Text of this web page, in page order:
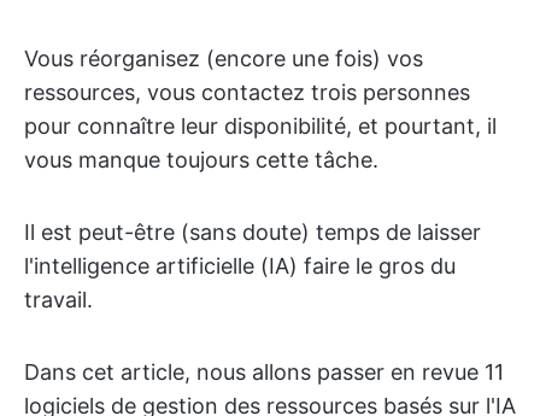
Vous réorganisez (encore une fois) vos
ressources, vous contactez trois personnes
pour connaître leur disponibilité, et pourtant, il
vous manque toujours cette tâche.
Il est peut-être (sans doute) temps de laisser
l'intelligence artificielle (IA) faire le gros du
travail.
Dans cet article, nous allons passer en revue 11
logiciels de gestion des ressources basés sur l'IA